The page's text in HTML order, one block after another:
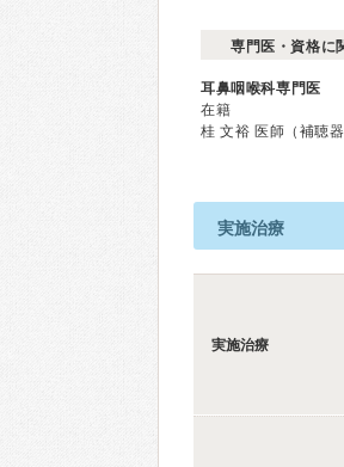
専門医・資格に
耳鼻咽喉科専門医
在籍
桂 文裕 医師（補聴
実施治療
実施治療